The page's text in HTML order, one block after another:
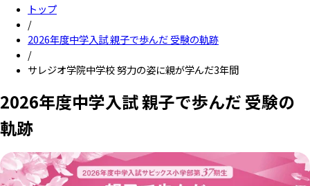
トップ
/
2026年度中学入試 親子で歩んだ 受験の軌跡
/
サレジオ学院中学校 努力の姿に親が学んだ3年間
2026年度中学入試 親子で歩んだ 受験の
軌跡